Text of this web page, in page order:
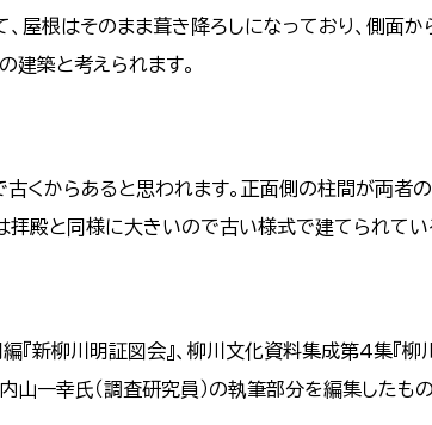
屋根はそのまま葺き降ろしになっており、側面
建築と考えられます。
くからあると思われます。正面側の柱間が両者
拝殿と同様に大きいので古い様式で建てられてい
『新柳川明証図会』、柳川文化資料集成第4集『
内山一幸氏（調査研究員）の執筆部分を編集したもの